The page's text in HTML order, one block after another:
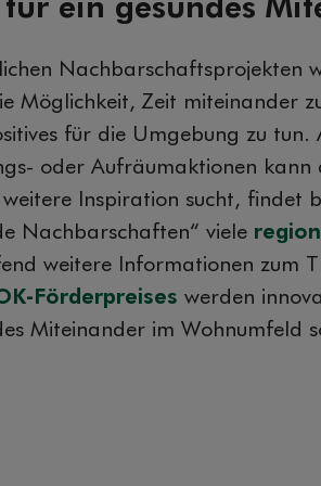
ein gesundes
Nachbarschaftsprojekten
Möglichkeit, Zeit miteinander
für die Umgebung zu tun.
oder Aufräumaktionen kann
Inspiration sucht, findet
Nachbarschaften“ viele
weitere Informationen zum
Förderpreises werden
Miteinander im Wohnumfeld